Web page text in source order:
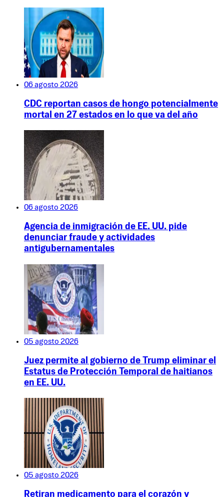
06 agosto 2026
CDC reportan casos de hongo potencialmente
mortal en 27 estados en lo que va del año
06 agosto 2026
Agencia de inmigración de EE. UU. pide
denunciar fraude y actividades
antigubernamentales
05 agosto 2026
Juez permite al gobierno de Trump eliminar el
Estatus de Protección Temporal de haitianos
en EE. UU.
05 agosto 2026
Retiran medicamento para el corazón y